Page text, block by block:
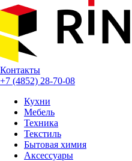
Контакты
+7 (4852) 28-70-08
Кухни
Мебель
Техника
Текстиль
Бытовая химия
Аксессуары